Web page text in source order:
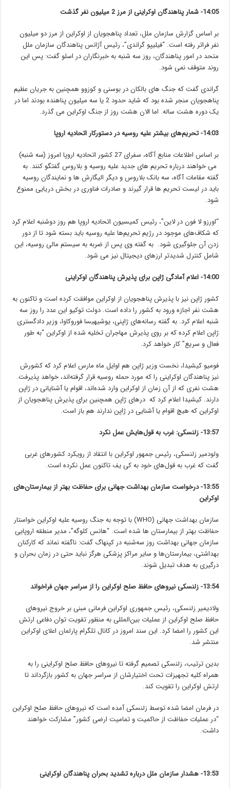
14:05- شمار پناهندگان اوکراینی از مرز 2 میلیون نفر گذشت
بر اساس گزارش سازمان ملل، تعداد پناهجویان از اوکراین از مرز دو میلیون
نفر فراتر رفته است. “فیلیپو گراندی”، رئیس آژانس پناهندگان سازمان ملل
متحد در امور پناهندگان، روز سه شنبه به خبرنگاران در اسلو گفت: پس این
روند متوقف نمی شود.
گراندی گفت که جنگ های بالکان در بوسنی و کوزوو همچنین به جریان عظیم
پناهجویان منجر شده بود که شاید حدود 2 یا سه میلیون پناهنده بودند اما در
یک دوره هشت ساله. اما الان هشت روز از جنگ اوکراین می گذرد.‎
14:03- تحریم‌های بیشتر علیه روسیه در دستورکار اتحادیه اروپا
بر اساس اطلاعات منابع آگاه، سفرای 27 کشور اتحادیه اروپا امروز (سه شنبه)
می خواهند درباره تحریم های جدید علیه روسیه و بلاروس گفتگو کنند. به
گفته مقامات آگاه، سه بانک بلاروس و دیگر الیگارش ها و نمایندگان روسیه
باید در لیست تحریم ها قرار گیرند و صادرات فناوری در بخش دریایی ممنوع
شود.
“اورزو لا فون در لاین”، رئیس کمیسیون اتحادیه اروپا هم روز دوشنبه اعلام کرد
که شکاف‌های موجود در رژیم تحریم‌ها علیه روسیه باید بسته شود تا از دور
زدن آن جلوگیری شود. به گفته وی پس از ضربه به سیستم مالی روسیه، این
شامل کنترل شدیدتر ارزهای دیجیتال نیز می شود.
14:00- اعلام آمادگی ژاپن برای پذیرش پناهندگان اوکراینی
کشور ژاپن نیز با پذیرش پناهجویان از اوکراین موافقت کرده است و تاکنون به
هشت نفر اجازه ورود به کشور را داده است. دولت توکیو این عدد را روز سه
شنبه اعلام کرد. به گفته رسانه‌های ژاپنی، یوشیهیسا فوروکاوا، وزیر دادگستری
ژاپن اعلام کرده که بر روی پذیرش مهاجران تخلیه شده از اوکراین “به طور
فعال و سریع” کار خواهد کرد.
فومیو کیشیدا، نخست وزیر ژاپن هم اوایل ماه مارس اعلام کرد که کشورش
نیز پناهندگان اوکراینی را که مورد حمله روسیه قرار گرفته‌اند، خواهد پذیرفت.
هشت نفری که از آن زمان از اوکراین وارد شده‌اند، اقوام یا آشنایانی در ژاپن
دارند. کیشیدا اعلام کرد که درهای ژاپن همچنین برای پذیرش پناهجویان از
اوکراین که هیچ اقوام یا آشنایی در ژاپن ندارند هم باز است.
13:57- زلنسکی: غرب به قول‌هایش عمل نکرد
ولودمیر زلنسکی، رئیس جمهور اوکراین با انتقاد از رویکرد کشورهای غربی
گفت که غرب به قول‌های خود به کی یف تاکنون عمل نکرده است.
13:55- درخواست سازمان بهداشت جهانی برای حفاظت بهتر از بیمارستان‌های
اوکراین
سازمان بهداشت جهانی (WHO) با توجه به جنگ روسیه علیه اوکراین خواستار
حفاظت بهتر از بیمارستان ها شده است. “هانس کلوگه”، مدیر منطقه‌ اروپایی
سازمان جهانی بهداشت روز سه‌شنبه در کپنهاگ گفت: ناگفته نماند که کارکنان
بهداشتی، بیمارستان‌ها و سایر مراکز پزشکی هرگز نباید حتی در زمان بحران و
درگیری به هدف تبدیل شوند.
13:54- زلنسکی نیروهای حافظ صلح اوکراین را از سراسر جهان فراخواند
ولادیمیر زلنسکی، رئیس‌ جمهوری اوکراین فرمانی مبنی بر خروج نیروهای
حافظ صلح اوکراین از عملیات بین‌المللی به منظور تقویت توان دفاعی ارتش
این کشور را امضا کرد. این سند امروز در کانال تلگرام پارلمان اعلای اوکراین
منتشر شد.
بدین ترتیب، زلنسکی تصمیم گرفته تا نیروهای حافظ صلح اوکراینی را به
همراه کلیه تجهیزات تحت اختیارشان از سراسر جهان به کشور بازگرداند تا
ارتش اوکراین را تقویت کند.
در فرمان امضا شده توسط زلنسکی آمده است که نیروهای حافظ صلح اوکراین
“در عملیات حفاظت از حاکمیت و تمامیت ارضی کشور” مشارکت خواهند
داشت.
13:53- هشدار سازمان ملل درباره تشدید بحران پناهندگان اوکراینی